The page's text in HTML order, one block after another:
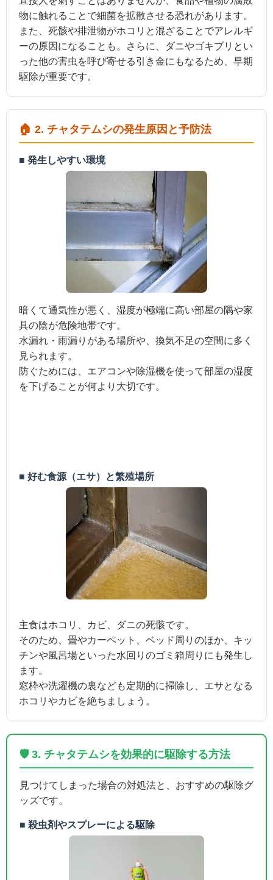
物に触れることで細菌を拡散させる恐れがあります。
また、死骸や排泄物がホコリと混ざることでアレルギ
ーの原因になることも。さらに、ダニやゴキブリとい
った他の害虫を呼び寄せる引き金にもなるため、早期
駆除が重要です。
🏠 2. チャタテムシの発生原因と予防法
■ 発生しやすい環境
暗くて通気性が悪く、湿度が極端に高い部屋の隅や家
具の陰が危険地帯です。
水漏れ・雨漏りがある場所や、換気不足の空間に多く
見られます。
防ぐためには、エアコンや除湿機を使って部屋の湿度
を下げることが何より大切です。
■ 好む食源（エサ）と繁殖場所
主食はホコリ、カビ、ダニの死骸です。
そのため、畳やカーペット、ベッド周りのほか、キッ
チンや風呂場といった水回りのゴミ箱周りにも発生し
ます。
窓枠や洗濯機の裏なども定期的に掃除し、エサとなる
ホコリやカビを絶ちましょう。
🛡️ 3. チャタテムシを効果的に駆除する方法
見つけてしまった場合の対処法と、おすすめの駆除グ
ッズです。
■ 殺虫剤やスプレーによる駆除